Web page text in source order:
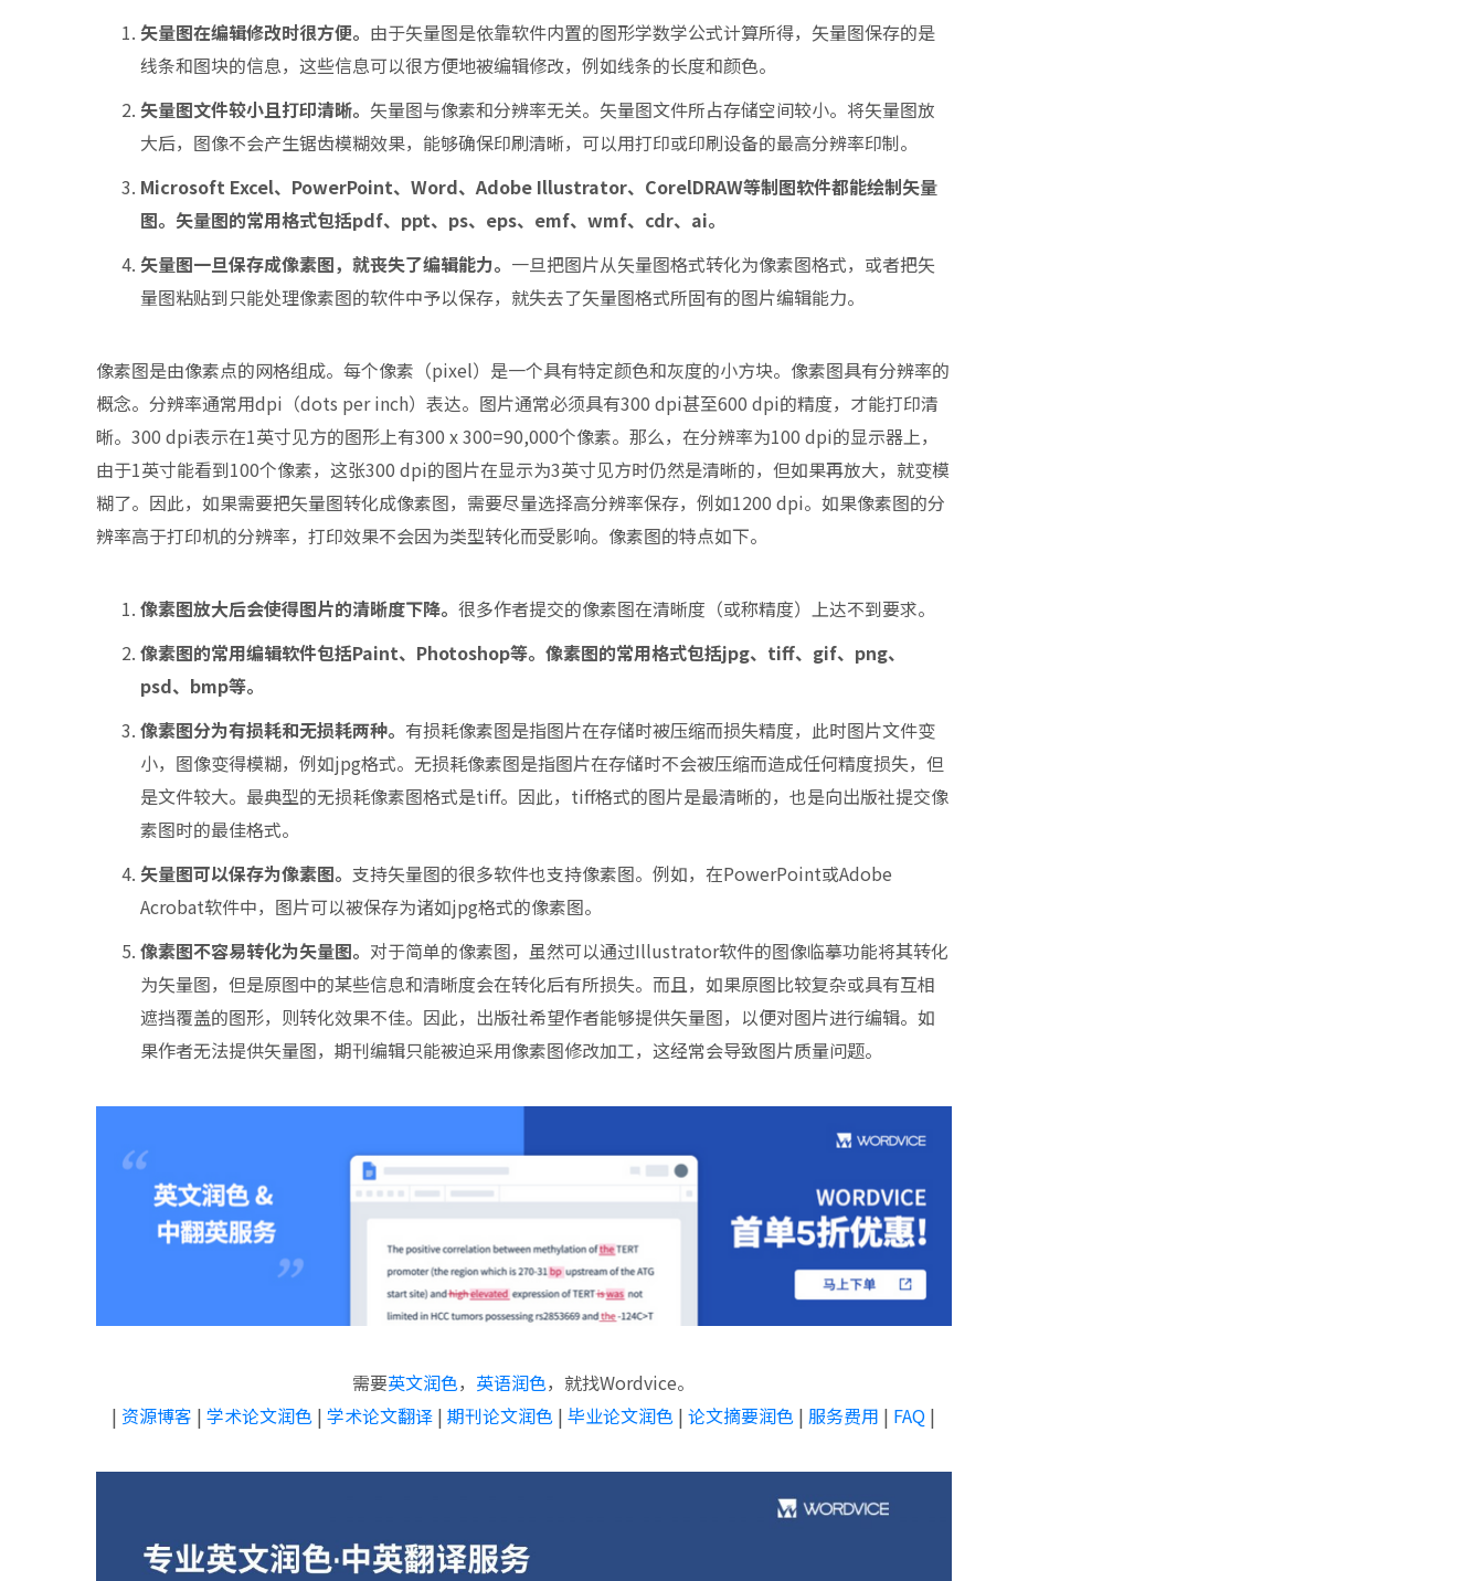
矢量图在编辑修改时很方便。 由于矢量图是依靠软件内置的图形学数学公式计算所得，矢量图保存的是
线条和图块的信息，这些信息可以很方便地被编辑修改，例如线条的长度和颜色。
矢量图文件较小且打印清晰。 矢量图与像素和分辨率无关。矢量图文件所占存储空间较小。将矢量图放
大后，图像不会产生锯齿模糊效果，能够确保印刷清晰，可以用打印或印刷设备的最高分辨率印制。
Microsoft Excel、PowerPoint、Word、Adobe Illustrator、CorelDRAW等制图软件都能绘制矢量
图。矢量图的常用格式包括pdf、ppt、ps、eps、emf、wmf、cdr、ai。
矢量图一旦保存成像素图，就丧失了编辑能力。 一旦把图片从矢量图格式转化为像素图格式，或者把矢
量图粘贴到只能处理像素图的软件中予以保存，就失去了矢量图格式所固有的图片编辑能力。
像素图是由像素点的网格组成。每个像素（pixel）是一个具有特定颜色和灰度的小方块。像素图具有分辨率的
概念。分辨率通常用dpi（dots per inch）表达。图片通常必须具有300 dpi甚至600 dpi的精度，才能打印清
晰。300 dpi表示在1英寸见方的图形上有300 x 300=90,000个像素。那么，在分辨率为100 dpi的显示器上，
由于1英寸能看到100个像素，这张300 dpi的图片在显示为3英寸见方时仍然是清晰的，但如果再放大，就变模
糊了。因此，如果需要把矢量图转化成像素图，需要尽量选择高分辨率保存，例如1200 dpi。如果像素图的分
辨率高于打印机的分辨率，打印效果不会因为类型转化而受影响。像素图的特点如下。
像素图放大后会使得图片的清晰度下降。 很多作者提交的像素图在清晰度（或称精度）上达不到要求。
像素图的常用编辑软件包括Paint、Photoshop等。像素图的常用格式包括jpg、tiff、gif、png、
psd、bmp等。
像素图分为有损耗和无损耗两种。 有损耗像素图是指图片在存储时被压缩而损失精度，此时图片文件变
小，图像变得模糊，例如jpg格式。无损耗像素图是指图片在存储时不会被压缩而造成任何精度损失，但
是文件较大。最典型的无损耗像素图格式是tiff。因此，tiff格式的图片是最清晰的，也是向出版社提交像
素图时的最佳格式。
矢量图可以保存为像素图。 支持矢量图的很多软件也支持像素图。例如，在PowerPoint或Adobe
Acrobat软件中，图片可以被保存为诸如jpg格式的像素图。
像素图不容易转化为矢量图。 对于简单的像素图，虽然可以通过Illustrator软件的图像临摹功能将其转化
为矢量图，但是原图中的某些信息和清晰度会在转化后有所损失。而且，如果原图比较复杂或具有互相
遮挡覆盖的图形，则转化效果不佳。因此，出版社希望作者能够提供矢量图，以便对图片进行编辑。如
果作者无法提供矢量图，期刊编辑只能被迫采用像素图修改加工，这经常会导致图片质量问题。
需要英文润色， 英语润色，就找Wordvice。
| 资源博客 |学术论文润色 |学术论文翻译 |期刊论文润色 |毕业论文润色 |论文摘要润色 |服务费用 | FAQ |